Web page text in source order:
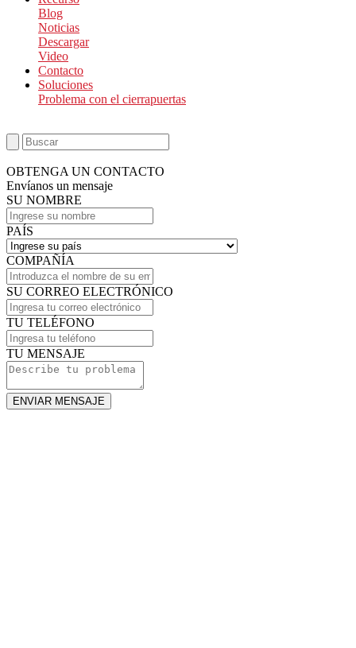
Blog
Noticias
Descargar
Video
Contacto
Soluciones
Problema con el cierrapuertas
OBTENGA UN CONTACTO
Envíanos un mensaje
SU NOMBRE
PAÍS
COMPAÑÍA
SU CORREO ELECTRÓNICO
TU TELÉFONO
TU MENSAJE
ENVIAR MENSAJE